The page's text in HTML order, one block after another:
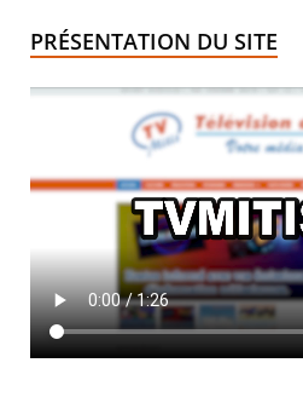
PRÉSENTATION DU SITE